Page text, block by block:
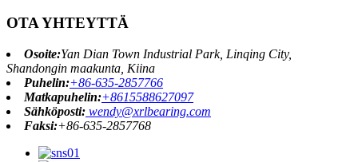
OTA YHTEYTTÄ
Osoite:Yan Dian Town Industrial Park, Linqing City,
Shandongin maakunta, Kiina
Puhelin:+86-635-2857766
Matkapuhelin:+8615588627097
Sähköposti: wendy@xrlbearing.com
Faksi:+86-635-2857768